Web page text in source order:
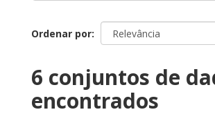
Ordenar por
6 conjuntos de
encontrados